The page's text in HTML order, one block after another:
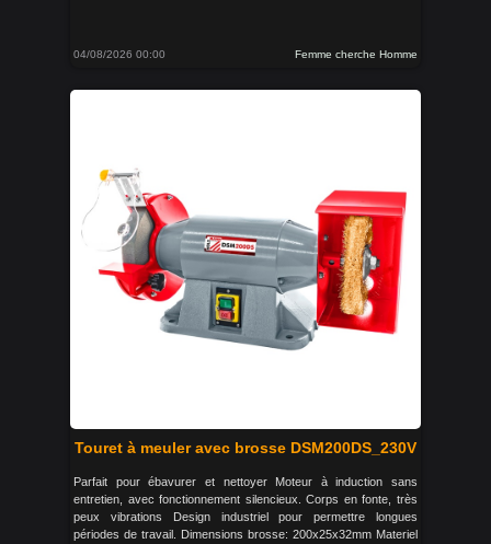
04/08/2026 00:00 Femme cherche Homme
Touret à meuler avec brosse DSM200DS_230V
Parfait pour ébavurer et nettoyer Moteur à induction sans
entretien, avec fonctionnement silencieux. Corps en fonte, très
peux vibrations Design industriel pour permettre longues
périodes de travail. Dimensions brosse: 200x25x32mm Materiel